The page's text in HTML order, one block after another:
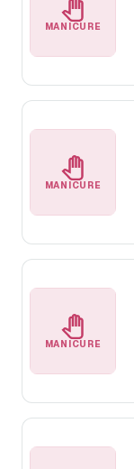
MANICURE
MANICURE
MANICURE